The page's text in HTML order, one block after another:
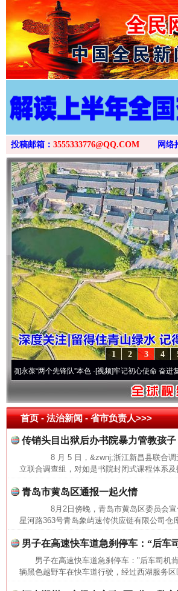
投稿邮箱： 3555333776@QQ.COM 网络
4
3
2
1
“两个先锋队”本色·[视频]牢记初心使命 奋进复兴征程
首页- 法治新闻 -省市负责人>>>
传销头目出狱后办书院暴力管教孩
8 月 5 日，&zwnj;浙江新昌县联合调
立联合调查组，对如是书院封闭式课程体系
青岛市黄岛区通报一起火情
8月2日傍晚，青岛市黄岛区委员会
星河路363号青岛象屿速传供应链有限公司
男子在高速快车道急刹停车：“后车
男子在高速快车道急刹停车："后车司
辆黑色越野车在快车道行驶，经过西湖服务